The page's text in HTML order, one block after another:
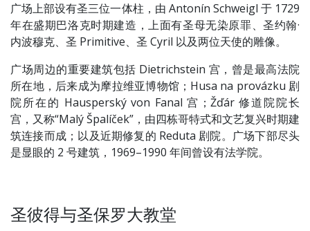
广场上部设有圣三位一体柱，由 Antonín Schweigl 于 1729
年在盛期巴洛克时期建造，上面有圣母无染原罪、圣约翰·
内波穆克、圣 Primitive、圣 Cyril 以及两位天使的雕像。
广场周边的重要建筑包括 Dietrichstein 宫，曾是最高法院
所在地，后来成为摩拉维亚博物馆；Husa na provázku 剧
院所在的 Hausperský von Fanal 宫；Žďár 修道院院长
宫，又称“Malý Špalíček”，由四栋哥特式和文艺复兴时期建
筑连接而成；以及近期修复的 Reduta 剧院。广场下部尽头
是显眼的 2 号建筑，1969–1990 年间曾设有法学院。
圣彼得与圣保罗大教堂